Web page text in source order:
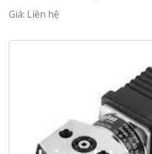
Giá: Liên hệ